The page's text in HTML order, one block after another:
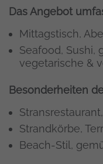
Das Angebot
Mittagstisch,
Seafood, Sushi,
vegetarische &
Besonderheiten
Strandkörbe,
Beach-Stil,